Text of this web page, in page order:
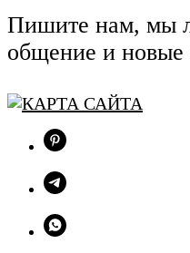
Пишите нам, мы
общение и новые